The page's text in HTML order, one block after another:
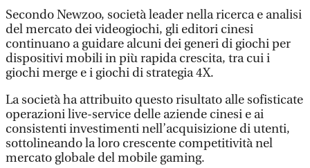
Secondo Newzoo, società leader nella ricerca e analisi
del mercato dei videogiochi, gli editori cinesi
continuano a guidare alcuni dei generi di giochi per
dispositivi mobili in più rapida crescita, tra cui i
giochi merge e i giochi di strategia 4X.
La società ha attribuito questo risultato alle sofisticate
operazioni live-service delle aziende cinesi e ai
consistenti investimenti nell’acquisizione di utenti,
sottolineando la loro crescente competitività nel
mercato globale del mobile gaming.